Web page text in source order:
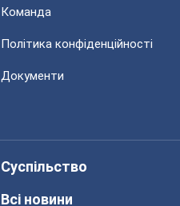
Команда
Політика конфіденційності
Документи
Суспільство
Всі новини